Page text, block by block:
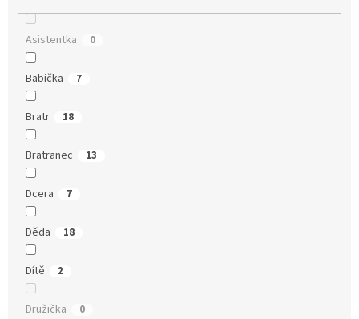
Asistentka 0
Babička 7
Bratr 18
Bratranec 13
Dcera 7
Děda 18
Dítě 2
Družička 0